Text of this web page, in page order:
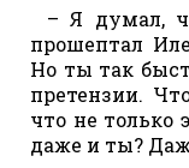
– Я думал,
прошептал
Но ты так
претензии.
что не только
даже и ты?